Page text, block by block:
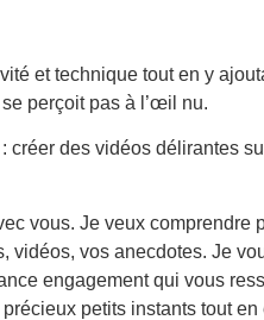
et technique tout en y
perçoit pas à l’œil nu.
des vidéos délirantes
vous. Je veux comprendre
vidéos, vos anecdotes. Je
engagement qui vous
petits instants tout